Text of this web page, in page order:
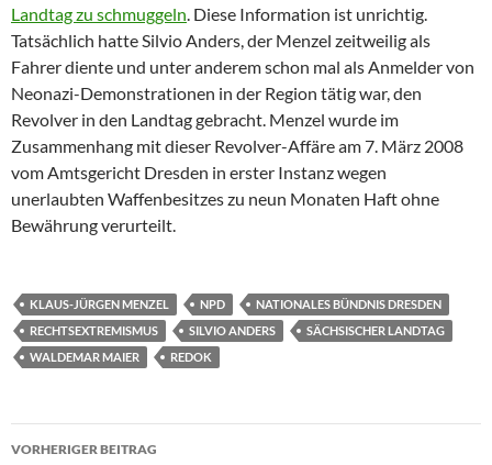
Landtag zu schmuggeln. Diese Information ist unrichtig.
Tatsächlich hatte Silvio Anders, der Menzel zeitweilig als
Fahrer diente und unter anderem schon mal als Anmelder von
Neonazi-Demonstrationen in der Region tätig war, den
Revolver in den Landtag gebracht. Menzel wurde im
Zusammenhang mit dieser Revolver-Affäre am 7. März 2008
vom Amtsgericht Dresden in erster Instanz wegen
unerlaubten Waffenbesitzes zu neun Monaten Haft ohne
Bewährung verurteilt.
KLAUS-JÜRGEN MENZEL NPD
NATIONALES BÜNDNIS DRESDEN
RECHTSEXTREMISMUS
SILVIO ANDERS
SÄCHSISCHER LANDTAG
WALDEMAR MAIER
REDOK
Beitragsnavigation
VORHERIGER BEITRAG